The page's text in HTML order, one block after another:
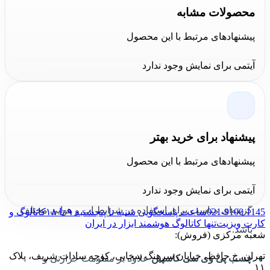
به‌طور موثری فضای خالی بین اتصالات را پر می‌کند و اتصال
سانتیگراد است. این ویژگی باعث می‌شود که این محصول در
پروژه‌های حساس به دما و رطوبت، مانند اتصالات لوله‌های
آب، مورد استفاده قرار گیرد. علاوه بر این، ثبات در مقابل
را حفظ می‌کند. این ویژگی‌ها باعث می‌شوند که این چسب
گزینه‌ای مناسب برای استفاده در شرایط آب و هوایی مختلف
باشد.
چسب پی وی سی کاسپینعلاوه بر مقاومت حرارتی و
محصولات مشابه
پیشنهادهای مرتبط با این محصول
آیتمی برای نمایش وجود ندارد
پیشنهاد برای خرید بهتر
پیشنهادهای مرتبط با این محصول
آیتمی برای نمایش وجود ندارد
021-9100 1145ساعت پاسخگویی شنبه تا پنجشنبه ۹ تا ۱۸
کاتالوگ و
کارت ویزیتتنها کاتالوگ هوشمند ابزار در ایران
شعبه مرکزی (فروش):
تهران، خ حافظ، خیابان سرهنگ سخایی، کوچه سادات شریف، پلاک
۱۱